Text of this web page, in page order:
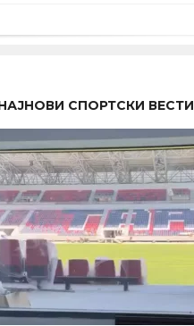
СПОРТСКИ ВЕСТИ